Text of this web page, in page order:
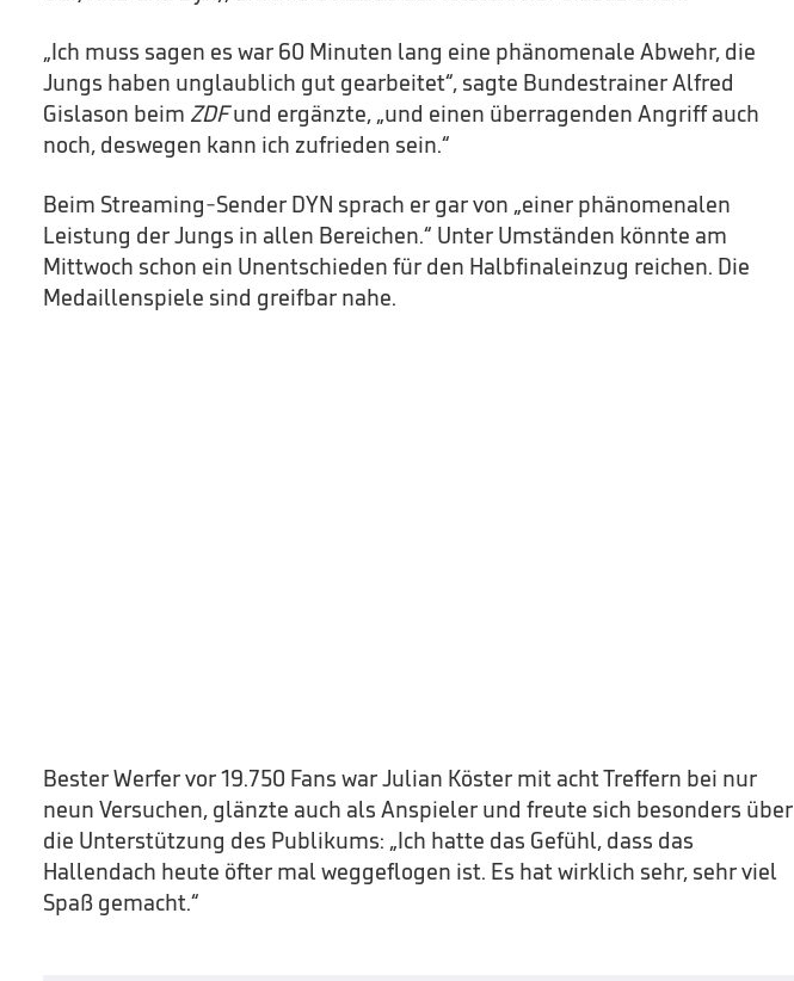
„Ich muss sagen es war 60 Minuten lang eine phänomenale Abwehr, die
Jungs haben unglaublich gut gearbeitet“, sagte Bundestrainer Alfred
Gislason beim ZDFund ergänzte, „und einen überragenden Angriff auch
noch, deswegen kann ich zufrieden sein.“
Beim Streaming-Sender DYN sprach er gar von „einer phänomenalen
Leistung der Jungs in allen Bereichen.“ Unter Umständen könnte am
Mittwoch schon ein Unentschieden für den Halbfinaleinzug reichen. Die
Medaillenspiele sind greifbar nahe.
Bester Werfer vor 19.750 Fans war Julian Köster mit acht Treffern bei nur
neun Versuchen, glänzte auch als Anspieler und freute sich besonders über
die Unterstützung des Publikums: „Ich hatte das Gefühl, dass das
Hallendach heute öfter mal weggeflogen ist. Es hat wirklich sehr, sehr viel
Spaß gemacht.“